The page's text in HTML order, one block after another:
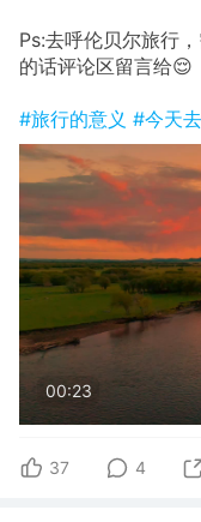
Ps:去呼伦贝尔旅行
的话评论区留言给😌
#旅行的意义 #今天
00:23
37 4